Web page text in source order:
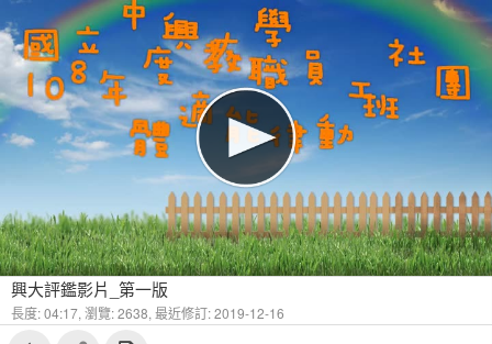
興大評鑑影片_第一版
長度: 04:17, 瀏覽: 2638, 最近修訂: 2019-12-16